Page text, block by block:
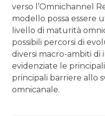
verso l’Omnichannel
modello possa essere
livello di maturità
possibili percorsi di
diversi macro-ambiti di
evidenziate le
principali barriere allo
omnicanale.